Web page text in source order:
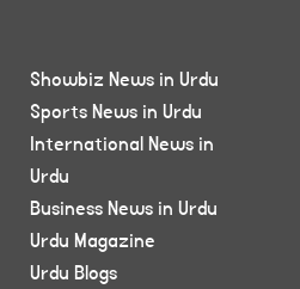
Showbiz News in Urdu
Sports News in Urdu
International News in
Urdu
Business News in Urdu
Urdu Magazine
Urdu Blogs